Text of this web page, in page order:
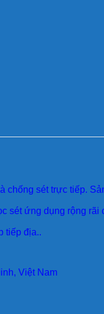
chống sét trực tiếp.
sét ứng dụng rộng
tiếp địa..
Việt Nam